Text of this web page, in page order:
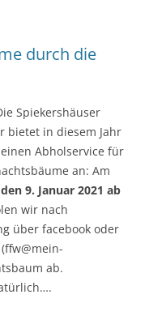
durch die
Spiekershäuser
bietet in diesem Jahr
Abholservice für
an: Am
9. Januar 2021 ab
wir nach
über facebook oder
ab.